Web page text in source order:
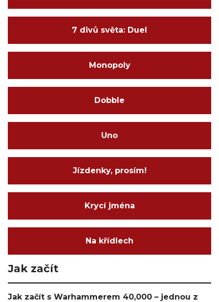
7 divů světa: Duel
Monopoly
Dobble
Uno
Jízdenky, prosím!
Krycí jména
Na křídlech
Jak začít
Jak začít s Warhammerem 40,000 – jednou z